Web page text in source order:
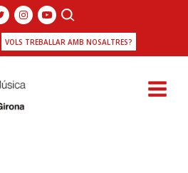
VOLS TREBALLAR AMB NOSALTRES?